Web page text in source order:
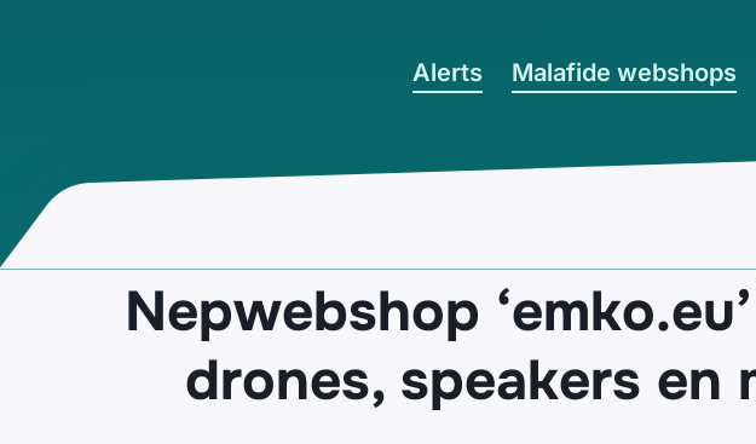
Alerts Malafide webshops
Nepwebshop
drones, speakers en